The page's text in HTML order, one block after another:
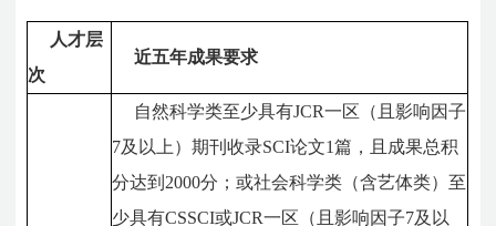
人才层
次
近五年成果要求
自然科学类至少具有JCR一区（且影响因子
7及以上）期刊收录SCI论文1篇，且成果总积
分达到2000分；或社会科学类（含艺体类）至
少具有CSSCI或JCR一区（且影响因子7及以